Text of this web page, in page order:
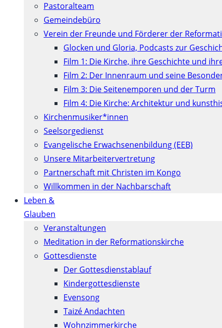
Pastoralteam
Gemeindebüro
Verein der Freunde und Förderer der
Glocken und Gloria, Podcasts zur
Film 1: Die Kirche, ihre Geschichte und
Film 2: Der Innenraum und seine
Film 3: Die Seitenemporen und der Turm
Film 4: Die Kirche: Architektur und
Kirchenmusiker*innen
Seelsorgedienst
Evangelische Erwachsenenbildung (EEB)
Unsere Mitarbeitervertretung
Partnerschaft mit Christen im Kongo
Willkommen in der Nachbarschaft
Leben &
Glauben
Veranstaltungen
Meditation in der Reformationskirche
Gottesdienste
Der Gottesdienstablauf
Kindergottesdienste
Evensong
Taizé Andachten
Wohnzimmerkirche